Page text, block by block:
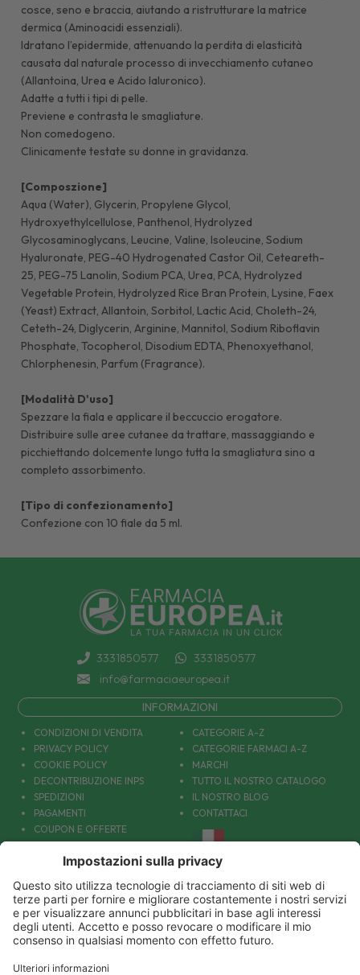
cosce, seno e braccia, aiutando a ristrutturare la matrice
dermica (Aminoacidi essenziali).
Idratano l’epidermide, attenuando la perdita di elasticità
causata dal naturale processo di invecchiamento cutaneo
(Allantoina, Urea e Acido Ialuronico).
Adatte a tutti i tipi di pelle.
Previene e contrasta le smagliature.
Non comedogeno.
Clinicamente testate su donne in gravidanza.
[Composzione]
Aqua (Water), Glycerin, Propylene Glycol,
Hydroxyethylcellulose, Panthenol, Hydrolyzed
Glycosaminoglycans, Leucine, Valine, Isoleucine, Sodium
Hyaluronate, PEG-40 Hydrogenated Castor Oil, Ceteareth-
25, PEG-75 Lanolin, Sodium PCA, Urea, PCA, Hydrolyzed
Vegetable Protein, Hydrolyzed Rice Bran Protein, Lysine, Faex
(Yeast) Extract, Allantoin, Sorbitol, Lactic Acid, Choleth-24,
Ceteth-24, Diglycerin, Arginine, Mannitol, Sodium Riboflavin
Phosphate, Tocopherol, Disodium EDTA, Phenoxyethanol,
Chlorphenesin, Parfum (Fragrance).
[Modalità D'uso]
Spezzare la fiala e applicare il beccuccio erogatore.
Distribuire sulle aree cutanee da trattare, massaggiando e
picchiettando dolcemente lungo tutta la smagliatura sino a
completo assorbimento.
[Tipo di confezionamento]
Confezione con 10 fiale da 5 ml.
3331850577
3331850577
info@farmaciaeuropea.it
INFORMAZIONI
CONDIZIONI DI VENDITA
PRIVACY POLICY
COOKIE POLICY
DECONTRIBUZIONE INPS
SPEDIZIONI
PAGAMENTI
COUPON E OFFERTE
PATOLOGIE: CAUSE E RIMEDI
CATEGORIE A-Z
CATEGORIE FARMACI A-Z
MARCHI
TUTTO IL NOSTRO CATALOGO
IL NOSTRO BLOG
CONTATTACI
DIVENTIAMO AMICI!
Parafarmacia Europea Srl - Via Petraro 380- 80050 Santa Maria la Carità (NA) - P.IVA10677001215